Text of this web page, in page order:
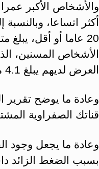
والأشخاص الأكبر
أكثر اتساعا،
العرض لديهم يبلغ 4.1 مليمتر.
وعادة ما يوضح تقرير
قناتك الصفراوية
وعادة ما يجعل وجود
بسبب الضغط الزائد